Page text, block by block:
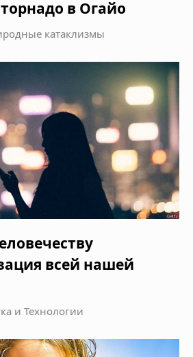
в Огайо
катаклизмы
всей нашей
и Технологии